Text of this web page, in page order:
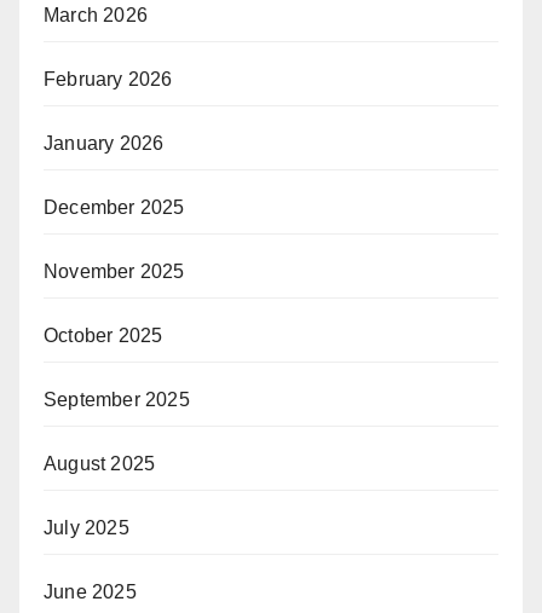
March 2026
February 2026
January 2026
December 2025
November 2025
October 2025
September 2025
August 2025
July 2025
June 2025